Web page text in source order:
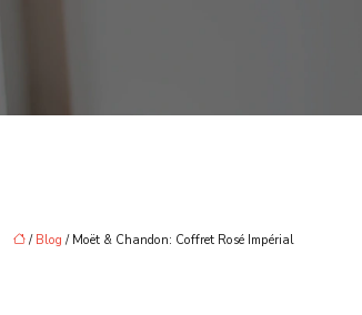
/ Blog / Moët & Chandon: Coffret Rosé Impérial